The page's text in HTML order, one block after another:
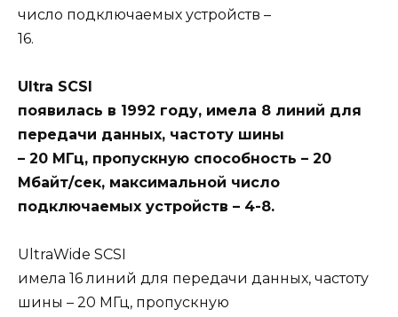
число подключаемых устройств –
16.
Ultra SCSI
появилась в 1992 году, имела 8 линий для
передачи данных, частоту шины
– 20 МГц, пропускную способность – 20
Мбайт/сек, максимальной число
подключаемых устройств – 4-8.
UltraWide SCSI
имела 16 линий для передачи данных, частоту
шины – 20 МГц, пропускную